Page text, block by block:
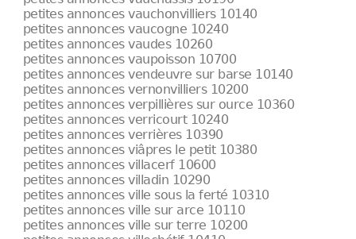
petites annonces vauchonvilliers 10140
petites annonces vaucogne 10240
petites annonces vaudes 10260
petites annonces vaupoisson 10700
petites annonces vendeuvre sur barse 10140
petites annonces vernonvilliers 10200
petites annonces verpillières sur ource 10360
petites annonces verricourt 10240
petites annonces verrières 10390
petites annonces viâpres le petit 10380
petites annonces villacerf 10600
petites annonces villadin 10290
petites annonces ville sous la ferté 10310
petites annonces ville sur arce 10110
petites annonces ville sur terre 10200